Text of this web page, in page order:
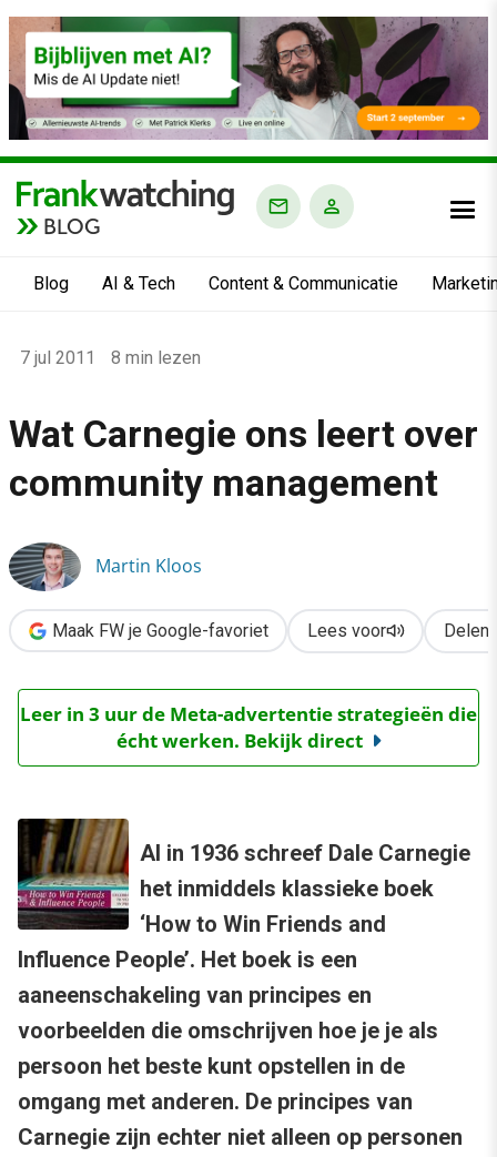
BLOG
Blog AI & Tech Content & Communicatie
›
Alle artikelen
Wat Carnegie ons leert over community management
7 jul 2011 8 min lezen
Wat Carnegie ons leert over
community management
Martin Kloos
Maak FW je Google-favoriet Lees voor Delen
Leer in 3 uur de Meta-advertentie strategieën die
écht werken. Bekijk direct
Al in 1936 schreef Dale Carnegie
het inmiddels klassieke boek
‘How to Win Friends and
Influence People’. Het boek is een
aaneenschakeling van principes en
voorbeelden die omschrijven hoe je je als
persoon het beste kunt opstellen in de
omgang met anderen. De principes van
Carnegie zijn echter niet alleen op personen